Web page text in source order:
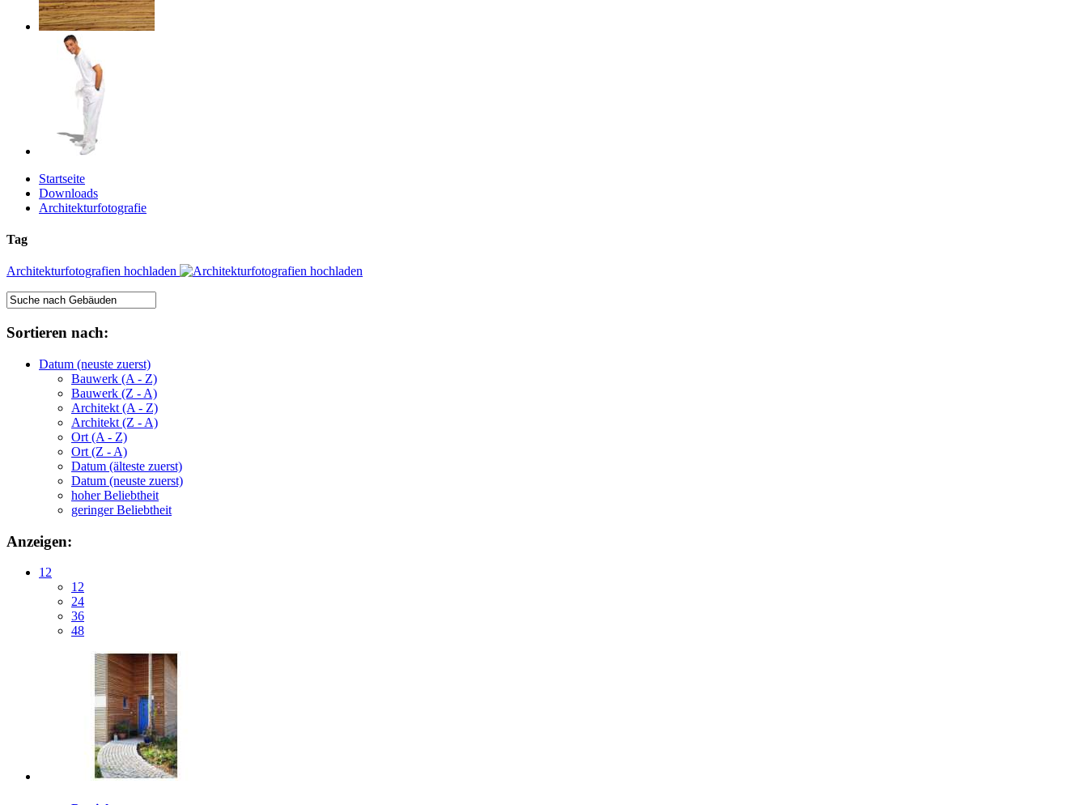
Startseite
Downloads
Architekturfotografie
Tag
Architekturfotografien hochladen
Sortieren nach:
Datum (neuste zuerst)
Bauwerk (A - Z)
Bauwerk (Z - A)
Architekt (A - Z)
Architekt (Z - A)
Ort (A - Z)
Ort (Z - A)
Datum (älteste zuerst)
Datum (neuste zuerst)
hoher Beliebtheit
geringer Beliebtheit
Anzeigen:
12
12
24
36
48